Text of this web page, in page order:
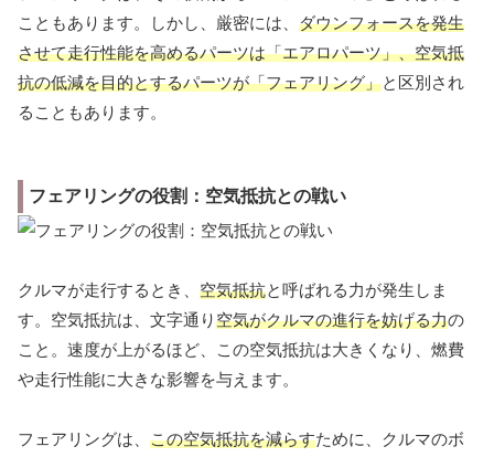
こともあります。しかし、厳密には、 ダウンフォースを発生
させて走行性能を高めるパーツは「エアロパーツ」、空気抵
抗の低減を目的とするパーツが「フェアリング」と区別され
ることもあります。
フェアリングの役割：空気抵抗との戦い
クルマが走行するとき、 空気抵抗と呼ばれる力が発生しま
す。空気抵抗は、文字通り空気がクルマの進行を妨げる力の
こと。速度が上がるほど、この空気抵抗は大きくなり、燃費
や走行性能に大きな影響を与えます。
フェアリングは、 この空気抵抗を減らすために、クルマのボ